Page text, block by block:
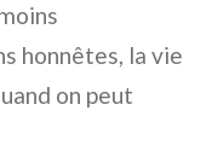
honnêtes, la vie
on peut